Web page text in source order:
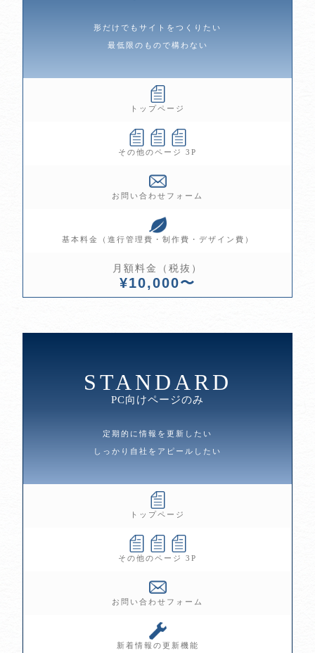
形だけでもサイトをつくりたい
最低限のもので構わない
トップページ
その他のページ 3P
お問い合わせフォーム
基本料金（進行管理費・制作費・デザイン費）
月額料金（税抜）
¥10,000〜
STANDARD
PC向けページのみ
定期的に情報を更新したい
しっかり自社をアピールしたい
トップページ
その他のページ 3P
お問い合わせフォーム
新着情報の更新機能